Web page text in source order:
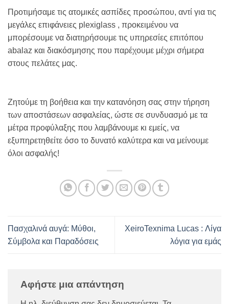
Προτιμήσαμε τις ατομικές ασπίδες προσώπου, αντί για τις
μεγάλες επιφάνειες plexiglass , προκειμένου να
μπορέσουμε να διατηρήσουμε τις υπηρεσίες επιτόπου
abalaz και διακόσμησης που παρέχουμε μέχρι σήμερα
στους πελάτες μας.
Ζητούμε τη βοήθεια και την κατανόηση σας στην τήρηση
των αποστάσεων ασφαλείας, ώστε σε συνδυασμό με τα
μέτρα προφύλαξης που λαμβάνουμε κι εμείς, να
εξυπηρετηθείτε όσο το δυνατό καλύτερα και να μείνουμε
όλοι ασφαλής!
Πασχαλινά αυγά: Μύθοι,
Σύμβολα και Παραδόσεις
XeiroTexnima Lucas : Λίγα
λόγια για εμάς
Αφήστε μια απάντηση